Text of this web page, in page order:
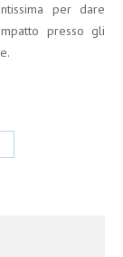
per dare
presso gli